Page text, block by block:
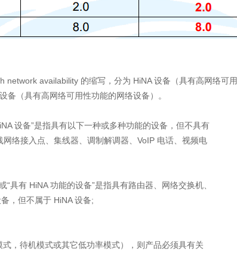
network availability 的缩写，分为 HiNA 设备（具有高网络可用
备（具有高网络可用性功能的网络设备）。
设备”是指具有以下一种或多种功能的设备，但不具有
络接入点、集线器、调制解调器、VoIP 电话、视频电
“具有 HiNA 功能的设备”是指具有路由器、网络交换机、
，但不属于 HiNA 设备;
，待机模式或其它低功率模式），则产品必须具有关